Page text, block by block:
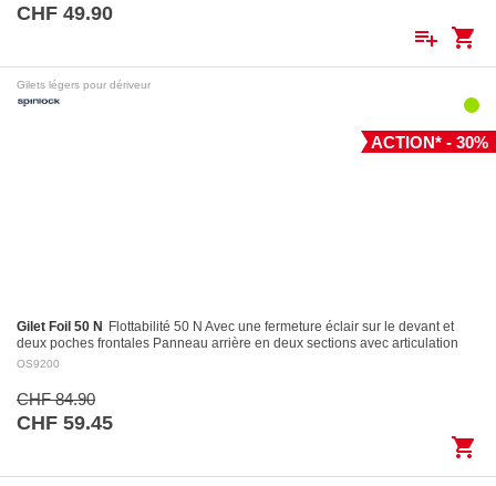
CHF 49.90
playlist_add shopping_cart
Gilets légers pour dériveur
ACTION* - 30%
Gilet Foil 50 N Flottabilité 50 N Avec une fermeture éclair sur le devant et
deux poches frontales Panneau arrière en deux sections avec articulation
pour des…
OS9200
CHF 84.90
CHF 59.45
shopping_cart